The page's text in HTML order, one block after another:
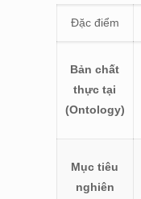
Đặc điểm
Bản chất
thực tại
(Ontology)
Mục tiêu
nghiên